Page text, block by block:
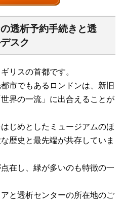
透析予約手続きと透
スク
リスの首都です。
市でもあるロンドンは、新旧
界の一流」に出合えることが
じめとしたミュージアムのほ
歴史と最先端が共存していま
在し、緑が多いのも特徴の一
と透析センターの所在地のご